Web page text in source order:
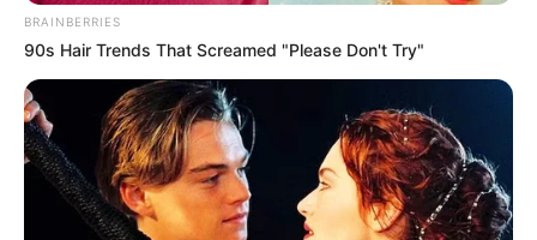
d’écuries du jour à VINCENNES dans le PRIX
DE DIEPPE – 10 Février 2026
PRONOSTIC QUINTÉ du jour dans la réunion n°1 sur
l’hippodrome de VINCENNES – PRIX DE DIEPPE.
Course de Trot attelé, pour un parcours de 2700 mètres.
Le Quinté du jour ce sont 13 Partantes au départ de ce
Tiercé Quinté.
BRAINBERRIES
90s Hair Trends That Screamed "Please Don't Try"